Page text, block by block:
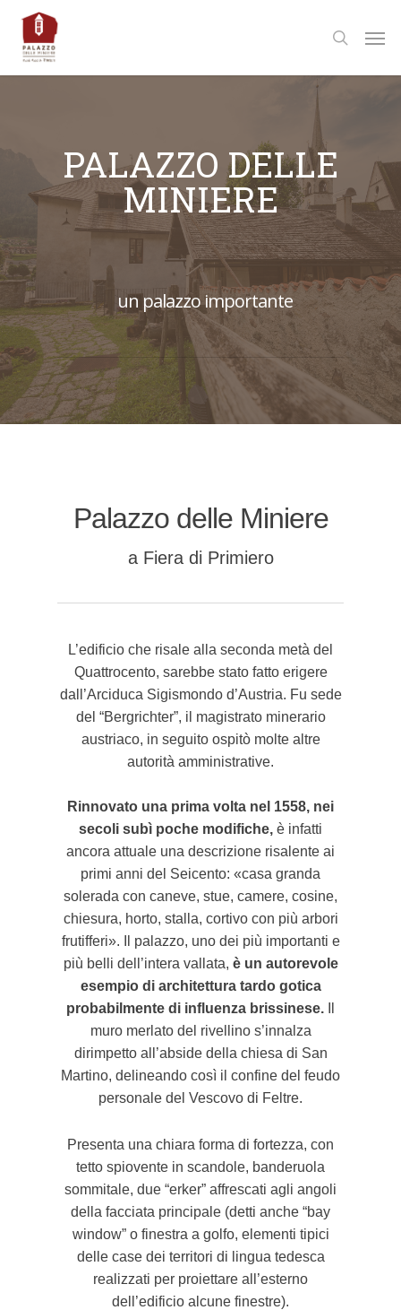
main
content
search
PALAZZO DELLE
MINIERE
un palazzo importante
Palazzo delle Miniere
a Fiera di Primiero
L’edificio che risale alla seconda metà del
Quattrocento, sarebbe stato fatto erigere
dall’Arciduca Sigismondo d’Austria. Fu sede
del “Bergrichter”, il magistrato minerario
austriaco, in seguito ospitò molte altre
autorità amministrative.
Rinnovato una prima volta nel 1558, nei
secoli subì poche modifiche, è infatti
ancora attuale una descrizione risalente ai
primi anni del Seicento: «casa granda
solerada con caneve, stue, camere, cosine,
chiesura, horto, stalla, cortivo con più arbori
frutifferi». Il palazzo, uno dei più importanti e
più belli dell’intera vallata, è un autorevole
esempio di architettura tardo gotica
probabilmente di influenza brissinese.
muro merlato del rivellino s’innalza
dirimpetto all’abside della chiesa di San
Martino, delineando così il confine del feudo
personale del Vescovo di Feltre.
Presenta una chiara forma di fortezza, con
tetto spiovente in scandole, banderuola
sommitale, due “erker” affrescati agli angoli
della facciata principale (detti anche “bay
window” o finestra a golfo, elementi tipici
delle case dei territori di lingua tedesca
realizzati per proiettare all’esterno
dell’edificio alcune finestre).